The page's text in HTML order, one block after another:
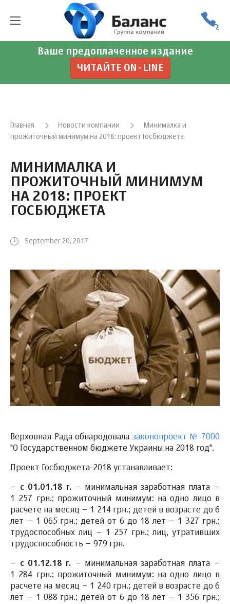
Ваше предоплаченное издание
ЧИТАЙТЕ ON-LINE
Главная Новости компании
Минималка и
прожиточный минимум на 2018: проект Госбюджета
МИНИМАЛКА И
ПРОЖИТОЧНЫЙ МИНИМУМ
НА 2018: ПРОЕКТ
ГОСБЮДЖЕТА
September 20, 2017
Верховная Рада обнародовала законопроект № 7000
"О Государственном бюджете Украины на 2018 год".
Проект Госбюджета-2018 устанавливает:
– с 01.01.18 г. – минимальная заработная плата –
1 257 грн.; прожиточный минимум: на одно лицо в
расчете на месяц – 1 214 грн.; детей в возрасте до 6
лет – 1 065 грн.; детей от 6 до 18 лет – 1 327 грн.;
трудоспособных лиц – 1 257 грн.; лиц, утративших
трудоспособность – 979 грн.
– с 01.12.18 г.
– минимальная заработная плата –
1 284 грн.; прожиточный минимум: на одно лицо в
расчете на месяц – 1 240 грн.; детей в возрасте до 6
лет – 1 088 грн.; детей от 6 до 18 лет – 1 356 грн.;